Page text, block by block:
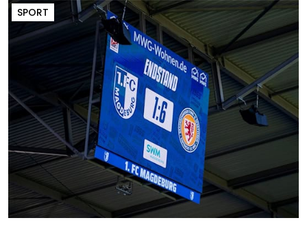
SPORT